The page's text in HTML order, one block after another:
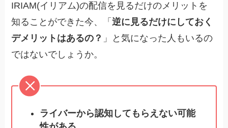
IRIAM(イリアム)の配信を見るだけのメリットを
知ることができた今、「逆に見るだけにしておく
デメリットはあるの？ 」と気になった人もいるの
ではないでしょうか。
ライバーから認知してもらえない可能